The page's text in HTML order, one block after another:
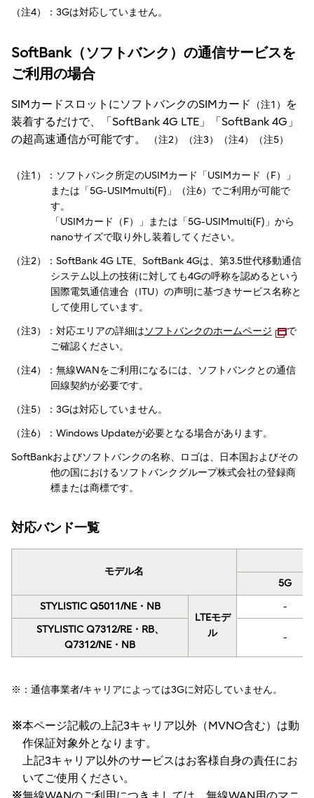
（注4）：3Gは対応していません。
SoftBank（ソフトバンク）の通信サービスを
ご利用の場合
SIMカードスロットにソフトバンクのSIMカード （注1）
を
装着するだけで、「SoftBank 4G LTE」「SoftBank 4G」
の超高速通信が可能です。
（注2）（注3）（注4）（注5）
（注1）：ソフトバンク所定のUSIMカード「USIMカード（F）」
または「5G-USIMmulti(F)」（注6）でご利用が可能で
す。
「USIMカード（F）」または「5G-USIMmulti(F)」から
nanoサイズで取り外し装着してください。
（注2）：SoftBank 4G LTE、SoftBank 4Gは、第3.5世代移動通信
システム以上の技術に対しても4Gの呼称を認めるという
国際電気通信連合（ITU）の声明に基づきサービス名称と
して使用しています。
（注3）：対応エリアの詳細はソフトバンクのホームページ
で
ご確認ください。
（注4）：無線WANをご利用になるには、ソフトバンクとの通信
回線契約が必要です。
（注5）：3Gは対応していません。
（注6）：Windows Updateが必要となる場合があります。
SoftBankおよびソフトバンクの名称、ロゴは、日本国およびその
他の国におけるソフトバンクグループ株式会社の登録商
標または商標です。
対応バンド一覧
モデル名
5G
STYLISTIC Q5011/NE・NB
LTEモデ
ル
-
STYLISTIC Q7312/RE・RB、
Q7312/NE・NB
-
※：通信事業者/キャリアによっては3Gに対応していません。
※本ページ記載の上記3キャリア以外（MVNO含む）は動
作保証対象外となります。
上記3キャリア以外のサービスはお客様自身の責任にお
いてご使用ください。